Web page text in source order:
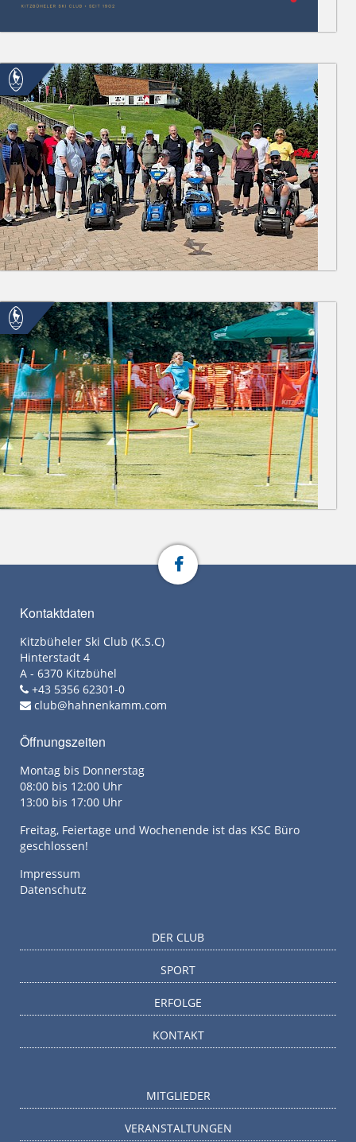
Kontaktdaten
Kitzbüheler Ski Club (K.S.C)
Hinterstadt 4
A - 6370 Kitzbühel
+43 5356 62301-0
club@hahnenkamm.com
Öffnungszeiten
Montag bis Donnerstag
08:00 bis 12:00 Uhr
13:00 bis 17:00 Uhr
Freitag, Feiertage und Wochenende ist das KSC Büro
geschlossen!
Impressum
Datenschutz
DER CLUB
SPORT
ERFOLGE
KONTAKT
MITGLIEDER
VERANSTALTUNGEN